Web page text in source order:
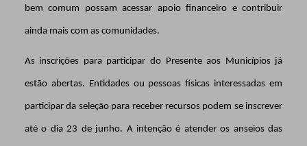
bem comum possam acessar apoio financeiro e contribuir
ainda mais com as comunidades.
As inscrições para participar do Presente aos Municípios já
estão abertas. Entidades ou pessoas físicas interessadas em
participar da seleção para receber recursos podem se inscrever
até o dia 23 de junho. A intenção é atender os anseios das